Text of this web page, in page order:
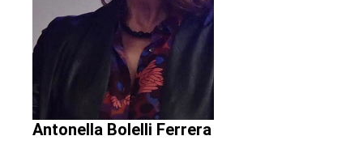
Antonella Bolelli Ferrera